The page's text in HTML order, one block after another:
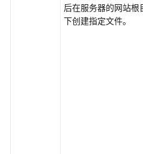
后在服务器的网站根
下创建指定文件。